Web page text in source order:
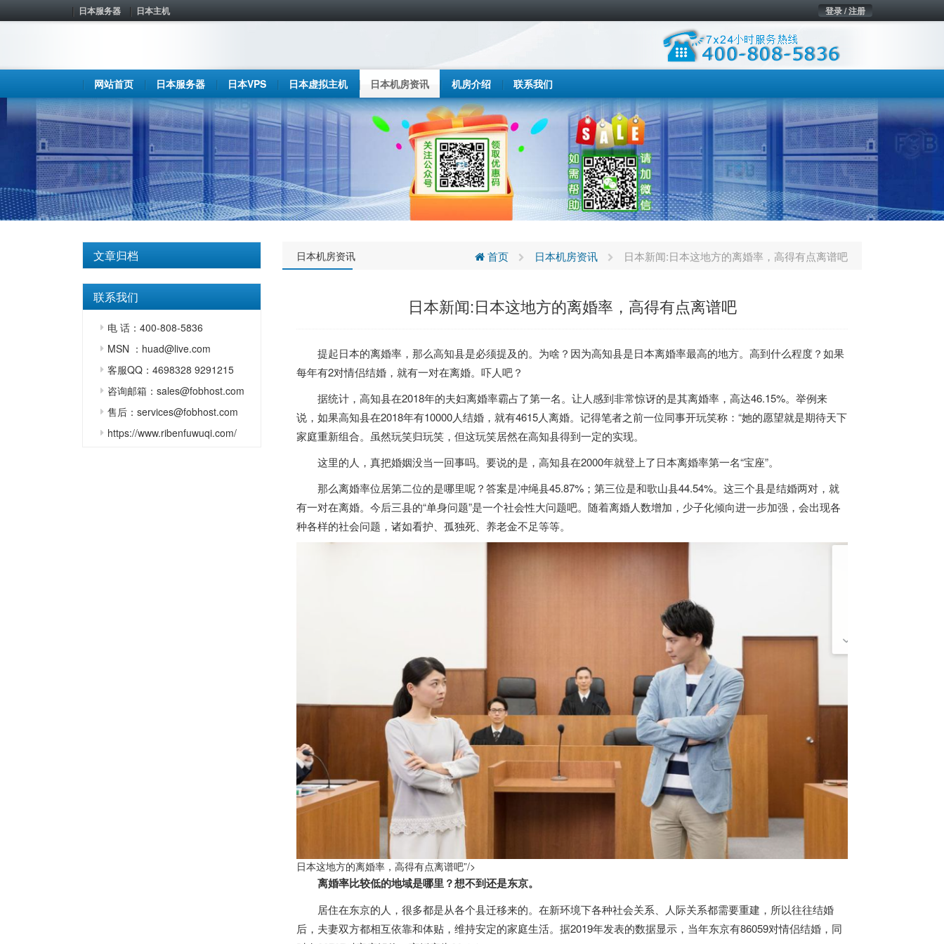
日本服务器 日本主机 登录 / 注册
网站首页 日本服务器 日本VPS 日本虚拟主机 日本机房资讯 机房介绍 联系我们
文章归档
联系我们
电 话：400-808-5836
MSN ：huad@live.com
客服QQ：4698328 9291215
咨询邮箱：sales@fobhost.com
售后：services@fobhost.com
https://www.ribenfuwuqi.com/
日本机房资讯 首页 日本机房资讯 日本新闻:日本这地方的离婚率，高得有点离谱吧
日本新闻:日本这地方的离婚率，高得有点离谱吧
提起日本的离婚率，那么高知县是必须提及的。为啥？因为高知县是日本离婚率最高的地方。高到什么程度？如果
每年有2对情侣结婚，就有一对在离婚。吓人吧？
据统计，高知县在2018年的夫妇离婚率霸占了第一名。让人感到非常惊讶的是其离婚率，高达46.15%。举例来
说，如果高知县在2018年有10000人结婚，就有4615人离婚。记得笔者之前一位同事开玩笑称：“她的愿望就是期待天下
家庭重新组合。虽然玩笑归玩笑，但这玩笑居然在高知县得到一定的实现。
这里的人，真把婚姻没当一回事吗。要说的是，高知县在2000年就登上了日本离婚率第一名“宝座”。
那么离婚率位居第二位的是哪里呢？答案是冲绳县45.87%；第三位是和歌山县44.54%。这三个县是结婚两对，就
有一对在离婚。今后三县的“单身问题”是一个社会性大问题吧。随着离婚人数增加，少子化倾向进一步加强，会出现各
种各样的社会问题，诸如看护、孤独死、养老金不足等等。
日本这地方的离婚率，高得有点离谱吧”/>
离婚率比较低的地域是哪里？想不到还是东京。
居住在东京的人，很多都是从各个县迁移来的。在新环境下各种社会关系、人际关系都需要重建，所以往往结婚
后，夫妻双方都相互依靠和体贴，维持安定的家庭生活。据2019年发表的数据显示，当年东京有86059对情侣结婚，同